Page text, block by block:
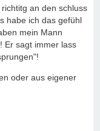
an den schluss
habe ich das gefühl
mein Mann
Er sagt immer lass
oder aus eigener